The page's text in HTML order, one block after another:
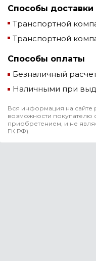
Способы доставки
Транспортной
Транспортной
Способы оплаты
Безналичный
Наличными при
Вся информация на сайте
возможности покупателю
приобретением, и не
ГК РФ).